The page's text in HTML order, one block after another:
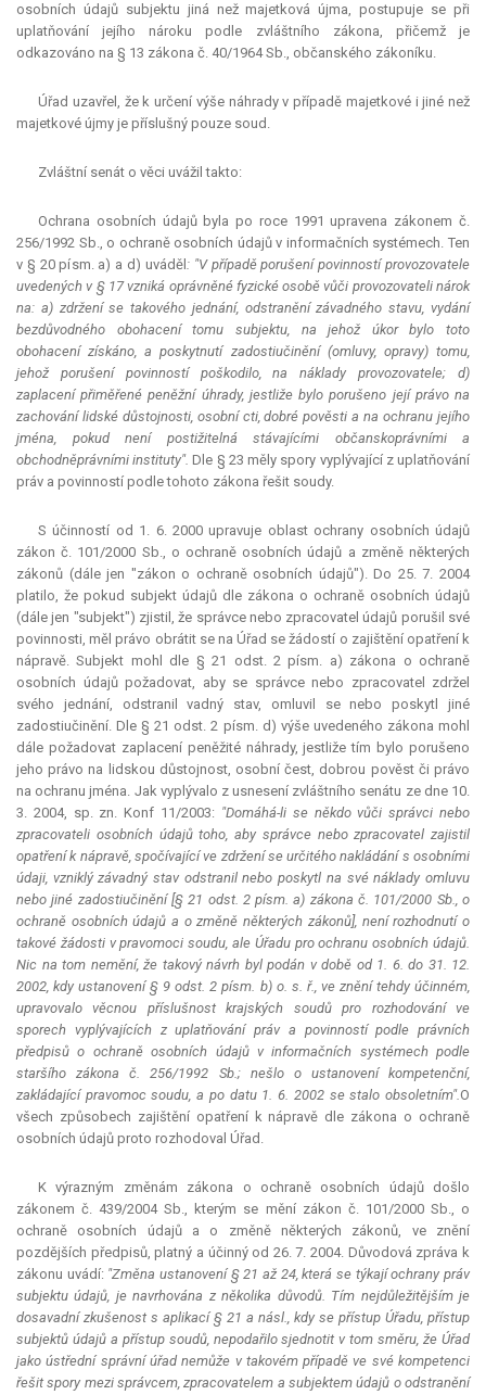
osobních údajů subjektu jiná než majetková újma, postupuje se při
uplatňování jejího nároku podle zvláštního zákona, přičemž je
odkazováno na § 13 zákona č. 40/1964 Sb., občanského zákoníku.
Úřad uzavřel, že k určení výše náhrady v případě majetkové i jiné než
majetkové újmy je příslušný pouze soud.
Zvláštní senát o věci uvážil takto:
Ochrana osobních údajů byla po roce 1991 upravena zákonem č.
256/1992 Sb., o ochraně osobních údajů v informačních systémech. Ten
v § 20 písm. a) a d) uváděl : "V případě porušení povinností provozovatele
uvedených v § 17 vzniká oprávněné fyzické osobě vůči provozovateli nárok
na: a) zdržení se takového jednání, odstranění závadného stavu, vydání
bezdůvodného obohacení tomu subjektu, na jehož úkor bylo toto
obohacení získáno, a poskytnutí zadostiučinění (omluvy, opravy) tomu,
jehož porušení povinností poškodilo, na náklady provozovatele; d)
zaplacení přiměřené peněžní úhrady, jestliže bylo porušeno její právo na
zachování lidské důstojnosti, osobní cti, dobré pověsti a na ochranu jejího
jména, pokud není postižitelná stávajícími občanskoprávními a
obchodněprávními instituty".Dle § 23 měly spory vyplývající z uplatňování
práv a povinností podle tohoto zákona řešit soudy.
S účinností od 1. 6. 2000 upravuje oblast ochrany osobních údajů
zákon č. 101/2000 Sb., o ochraně osobních údajů a změně některých
zákonů (dále jen "zákon o ochraně osobních údajů"). Do 25. 7. 2004
platilo, že pokud subjekt údajů dle zákona o ochraně osobních údajů
(dále jen "subjekt") zjistil, že správce nebo zpracovatel údajů porušil své
povinnosti, měl právo obrátit se na Úřad se žádostí o zajištění opatření k
nápravě. Subjekt mohl dle § 21 odst. 2 písm. a) zákona o ochraně
osobních údajů požadovat, aby se správce nebo zpracovatel zdržel
svého jednání, odstranil vadný stav, omluvil se nebo poskytl jiné
zadostiučinění. Dle § 21 odst. 2 písm. d) výše uvedeného zákona mohl
dále požadovat zaplacení peněžité náhrady, jestliže tím bylo porušeno
jeho právo na lidskou důstojnost, osobní čest, dobrou pověst či právo
na ochranu jména. Jak vyplývalo z usnesení zvláštního senátu ze dne 10.
3. 2004, sp. zn. Konf 11/2003: "Domáhá-li se někdo vůči správci nebo
zpracovateli osobních údajů toho, aby správce nebo zpracovatel zajistil
opatření k nápravě, spočívající ve zdržení se určitého nakládání s osobními
údaji, vzniklý závadný stav odstranil nebo poskytl na své náklady omluvu
nebo jiné zadostiučinění [§ 21 odst. 2 písm. a) zákona č. 101/2000 Sb., o
ochraně osobních údajů a o změně některých zákonů], není rozhodnutí o
takové žádosti v pravomoci soudu, ale Úřadu pro ochranu osobních údajů.
Nic na tom nemění, že takový návrh byl podán v době od 1. 6. do 31. 12.
2002, kdy ustanovení § 9 odst. 2 písm. b) o. s. ř., ve znění tehdy účinném,
upravovalo věcnou příslušnost krajských soudů pro rozhodování ve
sporech vyplývajících z uplatňování práv a povinností podle právních
předpisů o ochraně osobních údajů v informačních systémech podle
staršího zákona č. 256/1992 Sb.; nešlo o ustanovení kompetenční,
zakládající pravomoc soudu, a po datu 1. 6. 2002 se stalo obsoletním".O
všech způsobech zajištění opatření k nápravě dle zákona o ochraně
osobních údajů proto rozhodoval Úřad.
K výrazným změnám zákona o ochraně osobních údajů došlo
zákonem č. 439/2004 Sb., kterým se mění zákon č. 101/2000 Sb., o
ochraně osobních údajů a o změně některých zákonů, ve znění
pozdějších předpisů, platný a účinný od 26. 7. 2004. Důvodová zpráva k
zákonu uvádí: "Změna ustanovení § 21 až 24, která se týkají ochrany práv
subjektu údajů, je navrhována z několika důvodů. Tím nejdůležitějším je
dosavadní zkušenost s aplikací § 21 a násl., kdy se přístup Úřadu, přístup
subjektů údajů a přístup soudů, nepodařilo sjednotit v tom směru, že Úřad
jako ústřední správní úřad nemůže v takovém případě ve své kompetenci
řešit spory mezi správcem, zpracovatelem a subjektem údajů o odstranění